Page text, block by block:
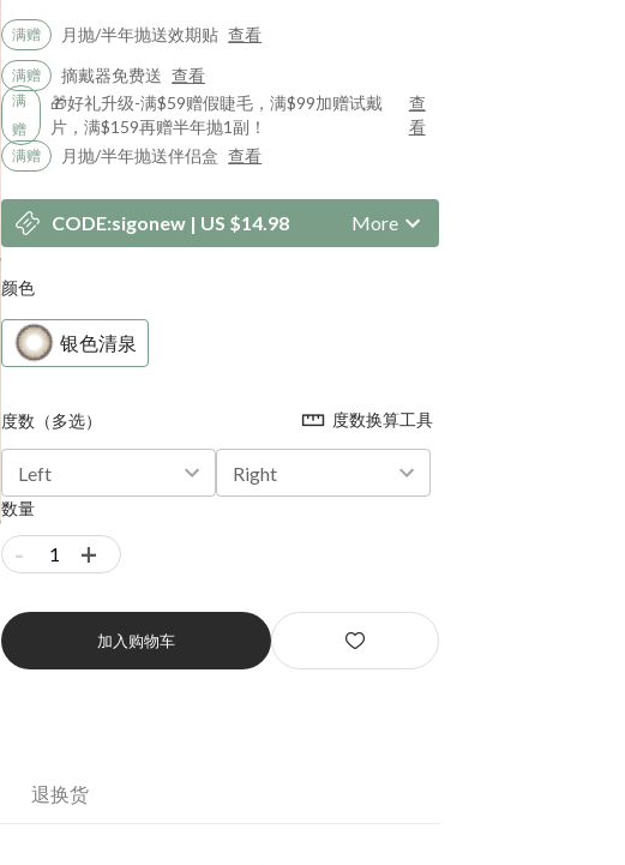
满赠 月抛/半年抛送效期贴 查看
满赠 摘戴器免费送 查看
满
赠
🎁好礼升级-满$59赠假睫毛，满$99加赠试戴
片，满$159再赠半年抛1副！
查
看
满赠 月抛/半年抛送伴侣盒 查看
CODE:sigonew | US $14.98 More
颜色
银色清泉
度数（多选） 度数换算工具
Left Right
数量
- +
加入购物车
退换货